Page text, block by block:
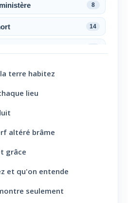
8
14
Loi
fraternelle
terre habitez
lieu
altéré brâme
grâce
et qu'on entende
seulement